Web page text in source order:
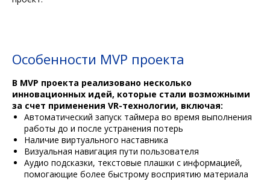
Особенности MVP проекта
В MVP проекта реализовано несколько
инновационных идей, которые стали возможными
за счет применения VR-технологии, включая:
Автоматический запуск таймера во время выполнения
работы до и после устранения потерь
Наличие виртуального наставника
Визуальная навигация пути пользователя
Аудио подсказки, текстовые плашки с информацией,
помогающие более быстрому восприятию материала